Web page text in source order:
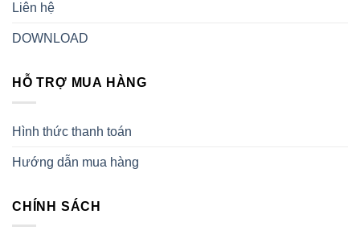
Liên hệ
DOWNLOAD
HỖ TRỢ MUA HÀNG
Hình thức thanh toán
Hướng dẫn mua hàng
CHÍNH SÁCH